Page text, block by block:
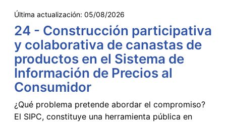
Última actualización: 05/08/2026
24 - Construcción participativa
y colaborativa de canastas de
productos en el Sistema de
Información de Precios al
Consumidor
¿Qué problema pretende abordar el compromiso?
El SIPC, constituye una herramienta pública en